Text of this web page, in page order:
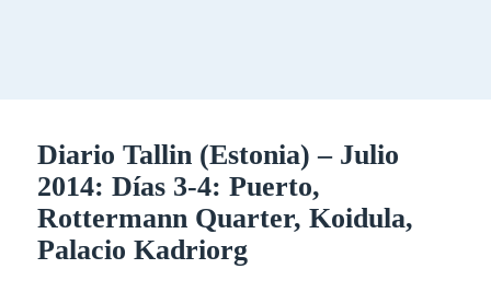
Diario Tallin (Estonia) – Julio
2014: Días 3-4: Puerto,
Rottermann Quarter, Koidula,
Palacio Kadriorg